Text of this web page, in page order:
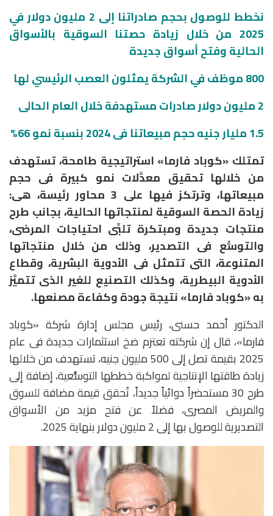
نخطط للوصول بحجم صادراتنا إلى 2 مليون دولار في
2025 من خلال زيادة حصتنا السوقية بالأسواق
الحالية وفتح أسواق جديدة
800 موظف في الشركة يمثلون العصب الرئيسي لها
2 مليون دولار صادرات مستهدفة خلال العام الحالى
1.5 مليار جنيه حجم مبيعاتنا فى 2024 بنسبة نمو 66%
تمتلك «كوباد فارما» استراتيجية طامحة، تستهدف
من خلالها تحقيق معدَّلات نمو كبيرة فى حجم
مبيعاتها، وترتكز فيها على 3 محاور رئيسة، هى:
زيادة الحصة السوقية لمنتجاتها الحالية، بجانب طرح
منتجات جديدة ومبتكرة تلبِّى احتياجات المرضى،
والتوسُّع فى التصدير، وذلك من خلال منتجاتها
المتنوعة، التى تتمثل فى الأدوية البشرية، وقطاع
الأدوية البيطرية، وكذلك التصنيع للغير الذى تتميَّز
به «كوباد فارما» نتيجة جودة وكفاءة مصنعها.
الدكتور أحمد حسنى، رئيس مجلس إدارة شركة «كوباد
فارما»، قال إن شركته تعتزم ضخ استثمارات جديدة فى عام
2025 بقيمة تصل إلى 500 مليون جنيه، تستهدف من خلالها
زيادة طاقتها الإنتاجية لمواكبة خططها التوسُّعية، إضافة إلى
طرح 30 مستحضراً دوائياً جديداً، تُحقق قيمة مضافة للسوق
والمريض المصرى، فضلاً عن فتح مزيد من الأسواق
التصديرية للوصول بها إلى 2 مليون دولار بنهاية 2025.